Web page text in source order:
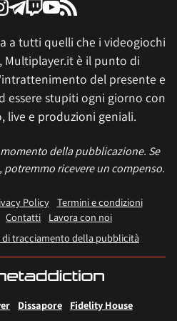
a tutti quelli che i videogiochi
Multiplayer.it è il punto di
del presente e
essere stupiti ogni giorno con
live e produzioni geniali.
della pubblicazione. Se
ricevere un compenso.
Policy
Termini e condizioni
Contatti
Lavora con noi
di tracciamento della pubblicità
Dissapore
Fidelity House